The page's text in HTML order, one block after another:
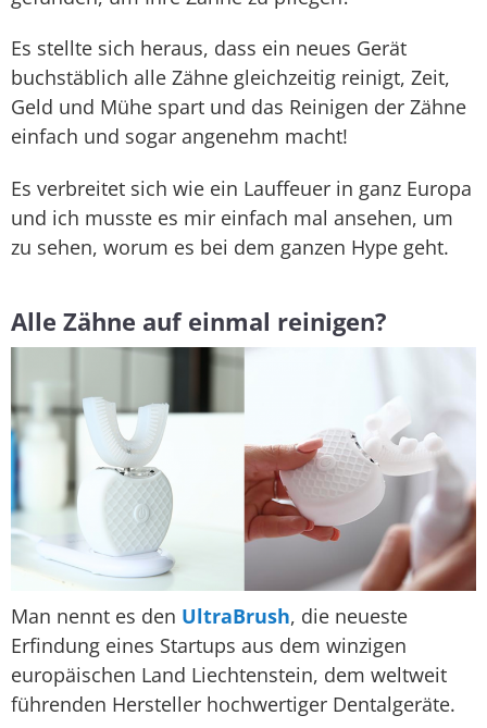
Es stellte sich heraus, dass ein neues Gerät
buchstäblich alle Zähne gleichzeitig reinigt, Zeit,
Geld und Mühe spart und das Reinigen der Zähne
einfach und sogar angenehm macht!
Es verbreitet sich wie ein Lauffeuer in ganz Europa
und ich musste es mir einfach mal ansehen, um
zu sehen, worum es bei dem ganzen Hype geht.
Alle Zähne auf einmal reinigen?
Man nennt es den UltraBrush, die neueste
Erfindung eines Startups aus dem winzigen
europäischen Land Liechtenstein, dem weltweit
führenden Hersteller hochwertiger Dentalgeräte.